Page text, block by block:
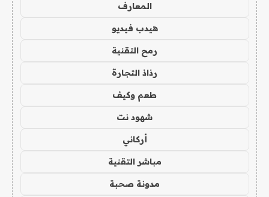
المعارف
هيدب فيديو
رمح التقنية
رذاذ التجارة
طعم وكيف
شهود نت
أركاني
مباشر التقنية
مدونة صحبة